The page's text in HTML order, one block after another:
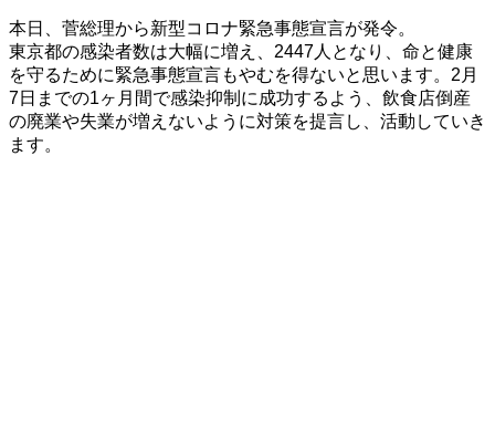
本日、菅総理から新型コロナ緊急事態宣言が発令。
東京都の感染者数は大幅に増え、2447人となり、命と健康
を守るために緊急事態宣言もやむを得ないと思います。2月
7日までの1ヶ月間で感染抑制に成功するよう、飲食店倒産
の廃業や失業が増えないように対策を提言し、活動していき
ます。